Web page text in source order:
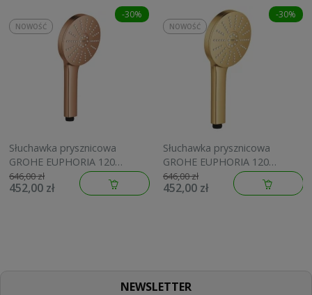
-30%
Słuchawka prysznicowa
GROHE EUPHORIA 120
brushed warm sunset
134883DL00
646,00 zł
452,00 zł
NOWOŚĆ
-30%
Słuchawka prysznicowa
GROHE EUPHORIA 120
brushed cool sunrise
134883GN00
646,00 zł
452,00 zł
NOWOŚĆ
NEWSLETTER